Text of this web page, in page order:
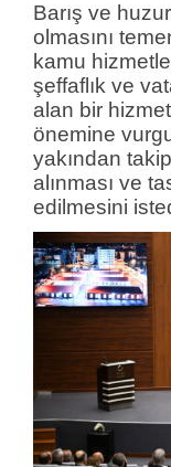
Barış ve
olmasını
kamu
şeffaflık ve
alan bir
önemine
yakından
alınması ve
edilmesini